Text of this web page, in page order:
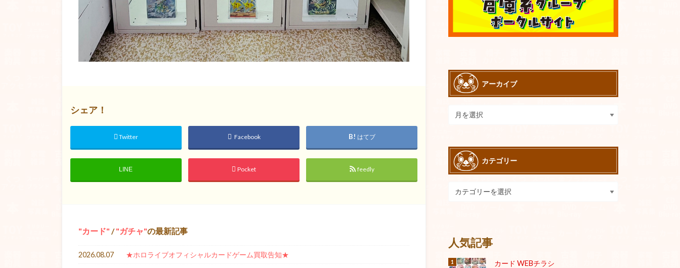
シェア！
Twitter Facebook はてブ
LINE Pocket feedly
カード / ガチャ の最新記事
2026.08.07 ★ホロライブオフィシャルカードゲーム買取告知★
アーカイブ
カテゴリー
人気記事
カード WEBチラシ